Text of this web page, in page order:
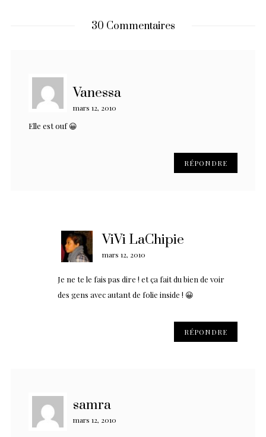
30 Commentaires
Vanessa
mars 12, 2010
Elle est ouf 😀
RÉPONDRE
ViVi LaChipie
mars 12, 2010
Je ne te le fais pas dire ! et ça fait du bien de voir
des gens avec autant de folie inside ! 😀
RÉPONDRE
samra
mars 12, 2010